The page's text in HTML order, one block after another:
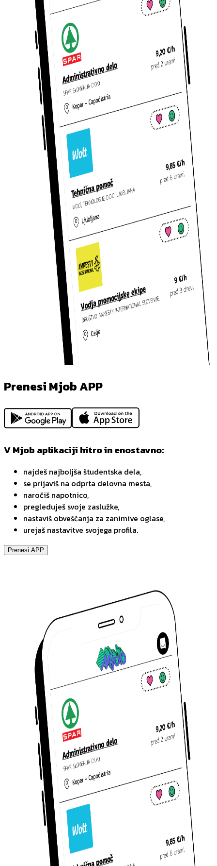
Prenesi Mjob APP
V Mjob aplikaciji hitro in enostavno:
najdeš najboljša študentska dela,
se prijaviš na odprta delovna mesta,
naročiš napotnico,
pregleduješ svoje zaslužke,
nastaviš obveščanja za zanimive oglase,
urejaš nastavitve svojega profila.
Prenesi APP